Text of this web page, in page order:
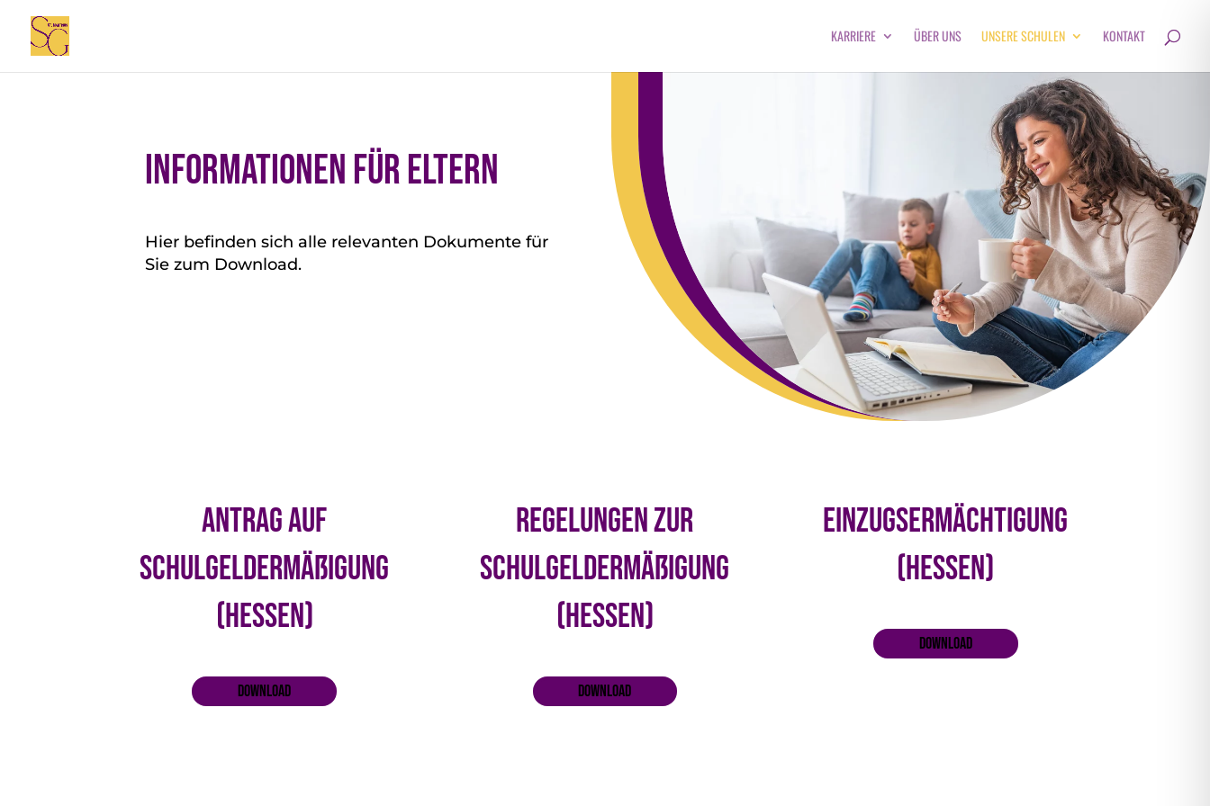
KARRIERE ÜBER UNS UNSERE SCHULEN KONTAKT
Informationen für Eltern
Hier befinden sich alle relevanten Dokumente für
Sie zum Download.
Antrag auf
Schulgeldermäßigung
(Hessen)
Download
Regelungen zur
Schulgeldermäßigung
(Hessen)
Download
Einzugsermächtigung
(Hessen)
Download